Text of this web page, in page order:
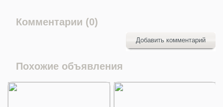
Комментарии (0)
Добавить комментарий
Похожие объявления